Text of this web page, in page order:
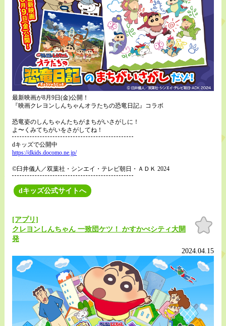
最新映画が8月9日(金)公開！
『映画クレヨンしんちゃんオラたちの恐竜日記』コラボ
恐竜姿のしんちゃんたちがまちがいさがしに！
よ〜くみてちがいをさがしてね！
dキッズで公開中
https://dkids.docomo.ne.jp/
©臼井儀人／双葉社・シンエイ・テレビ朝日・ＡＤＫ 2024
dキッズ公式サイトへ
[アプリ]
クレヨンしんちゃん 一致団ケツ！ かすかべシティ大開
発
お気
に入
2024.04.15